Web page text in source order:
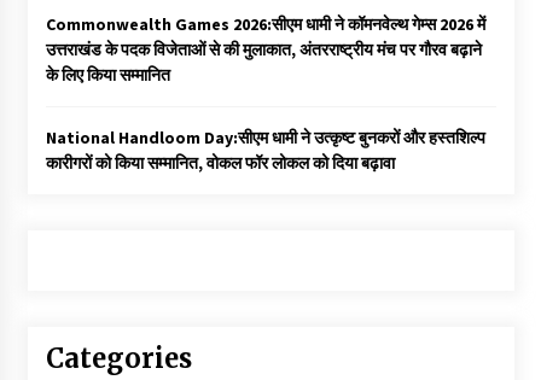
Commonwealth Games 2026:सीएम धामी ने कॉमनवेल्थ गेम्स 2026 में
उत्तराखंड के पदक विजेताओं से की मुलाकात, अंतरराष्ट्रीय मंच पर गौरव बढ़ाने
के लिए किया सम्मानित
National Handloom Day:सीएम धामी ने उत्कृष्ट बुनकरों और हस्तशिल्प
कारीगरों को किया सम्मानित, वोकल फॉर लोकल को दिया बढ़ावा
Categories